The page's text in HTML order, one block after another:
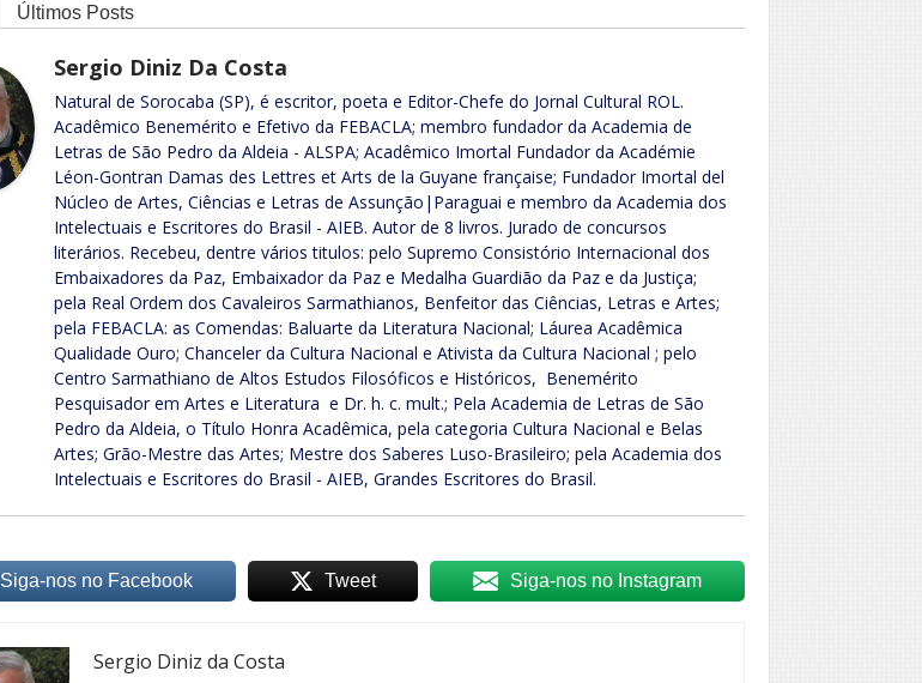
Últimos Posts
Sergio Diniz Da Costa
Natural de Sorocaba (SP), é escritor, poeta e Editor-Chefe do Jornal Cultural ROL.
Acadêmico Benemérito e Efetivo da FEBACLA; membro fundador da Academia de
Letras de São Pedro da Aldeia - ALSPA; Acadêmico Imortal Fundador da Académie
Léon-Gontran Damas des Lettres et Arts de la Guyane française; Fundador Imortal del
Núcleo de Artes, Ciências e Letras de Assunção|Paraguai e membro da Academia dos
Intelectuais e Escritores do Brasil - AIEB. Autor de 8 livros. Jurado de concursos
literários. Recebeu, dentre vários titulos: pelo Supremo Consistório Internacional dos
Embaixadores da Paz, Embaixador da Paz e Medalha Guardião da Paz e da Justiça;
pela Real Ordem dos Cavaleiros Sarmathianos, Benfeitor das Ciências, Letras e Artes;
pela FEBACLA: as Comendas: Baluarte da Literatura Nacional; Láurea Acadêmica
Qualidade Ouro; Chanceler da Cultura Nacional e Ativista da Cultura Nacional ; pelo
Centro Sarmathiano de Altos Estudos Filosóficos e Históricos, Benemérito
Pesquisador em Artes e Literatura e Dr. h. c. mult.; Pela Academia de Letras de São
Pedro da Aldeia, o Título Honra Acadêmica, pela categoria Cultura Nacional e Belas
Artes; Grão-Mestre das Artes; Mestre dos Saberes Luso-Brasileiro; pela Academia dos
Intelectuais e Escritores do Brasil - AIEB, Grandes Escritores do Brasil.
Siga-nos no Facebook Tweet Siga-nos no Instagram
Sergio Diniz da Costa